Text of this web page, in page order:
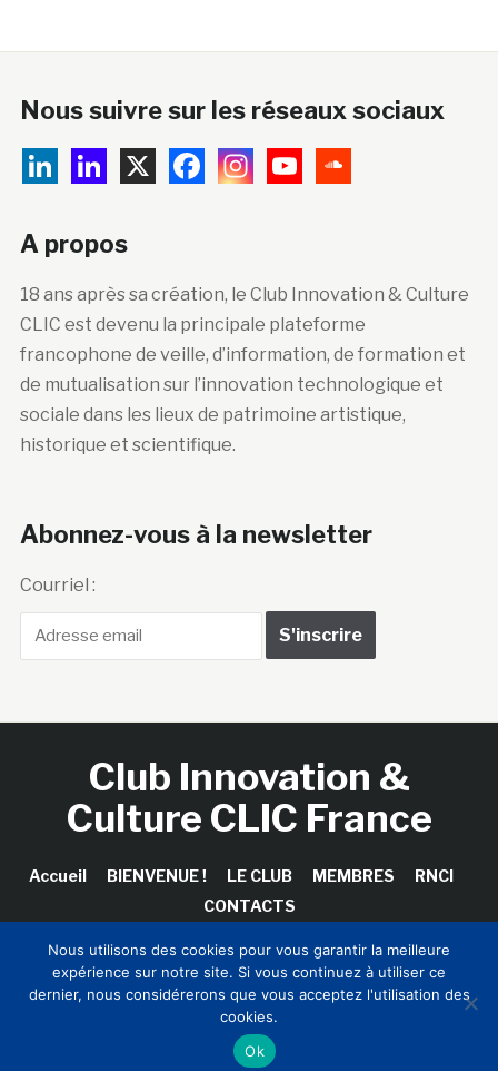
Nous suivre sur les réseaux sociaux
A propos
18 ans après sa création, le Club Innovation & Culture
CLIC est devenu la principale plateforme
francophone de veille, d’information, de formation et
de mutualisation sur l’innovation technologique et
sociale dans les lieux de patrimoine artistique,
historique et scientifique.
Abonnez-vous à la newsletter
Courriel :
Club Innovation &
Culture CLIC France
Accueil BIENVENUE ! LE CLUB MEMBRES
RNCI
CONTACTS
Copyright © 2026 Club Innovation & Culture CLIC France /
Sinapses Conseils
Nous utilisons des cookies pour vous garantir la meilleure
expérience sur notre site. Si vous continuez à utiliser ce
dernier, nous considérerons que vous acceptez l'utilisation des
cookies.
Ok